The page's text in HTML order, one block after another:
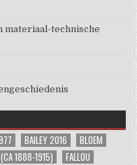
materiaal-technische
BAILEY 2016
BLOEM
(CA 1888-1915)
FALLOU